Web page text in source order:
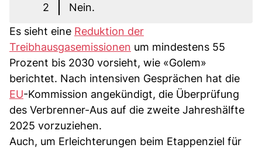
2
Nein.
Es sieht eine Reduktion der
Treibhausgasemissionen um mindestens 55
Prozent bis 2030 vorsieht, wie «Golem»
berichtet. Nach intensiven Gesprächen hat die
EU-Kommission angekündigt, die Überprüfung
des Verbrenner-Aus auf die zweite Jahreshälfte
2025 vorzuziehen.
Auch, um Erleichterungen beim Etappenziel für